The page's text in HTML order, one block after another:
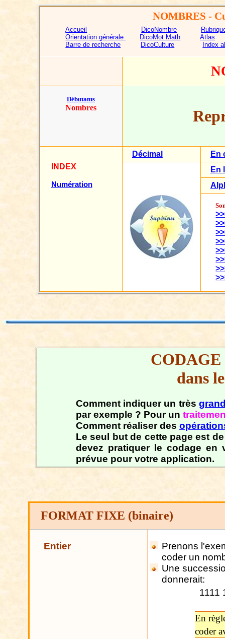
NOMBRES -
Accueil DicoNombre
Orientation générale
DicoMot Math
Atlas
Barre de recherche
DicoCulture Index
Débutants
Nombres
INDEX
Numération
Décimal
En
En
CODAGE
dans
Comment indiquer un très
par exemple ? Pour un
Comment réaliser des
Le seul but de cette page est
devez pratiquer le codage en
prévue pour votre application.
FORMAT FIXE (binaire)
Entier Prenons
coder un
Une
donnerait:
1111
En
coder